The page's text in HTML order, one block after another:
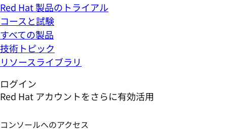
Red Hat 製品のトライアル
コースと試験
すべての製品
技術トピック
リソースライブラリ
ログイン
Red Hat アカウントをさらに有効活用
コンソールへのアクセス